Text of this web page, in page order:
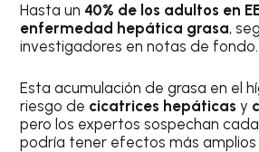
Hasta un 40% de los adultos en
enfermedad hepática grasa,
investigadores en notas de fondo.
Esta acumulación de grasa en el
riesgo de cicatrices hepáticas y
pero los expertos sospechan
podría tener efectos más amplios